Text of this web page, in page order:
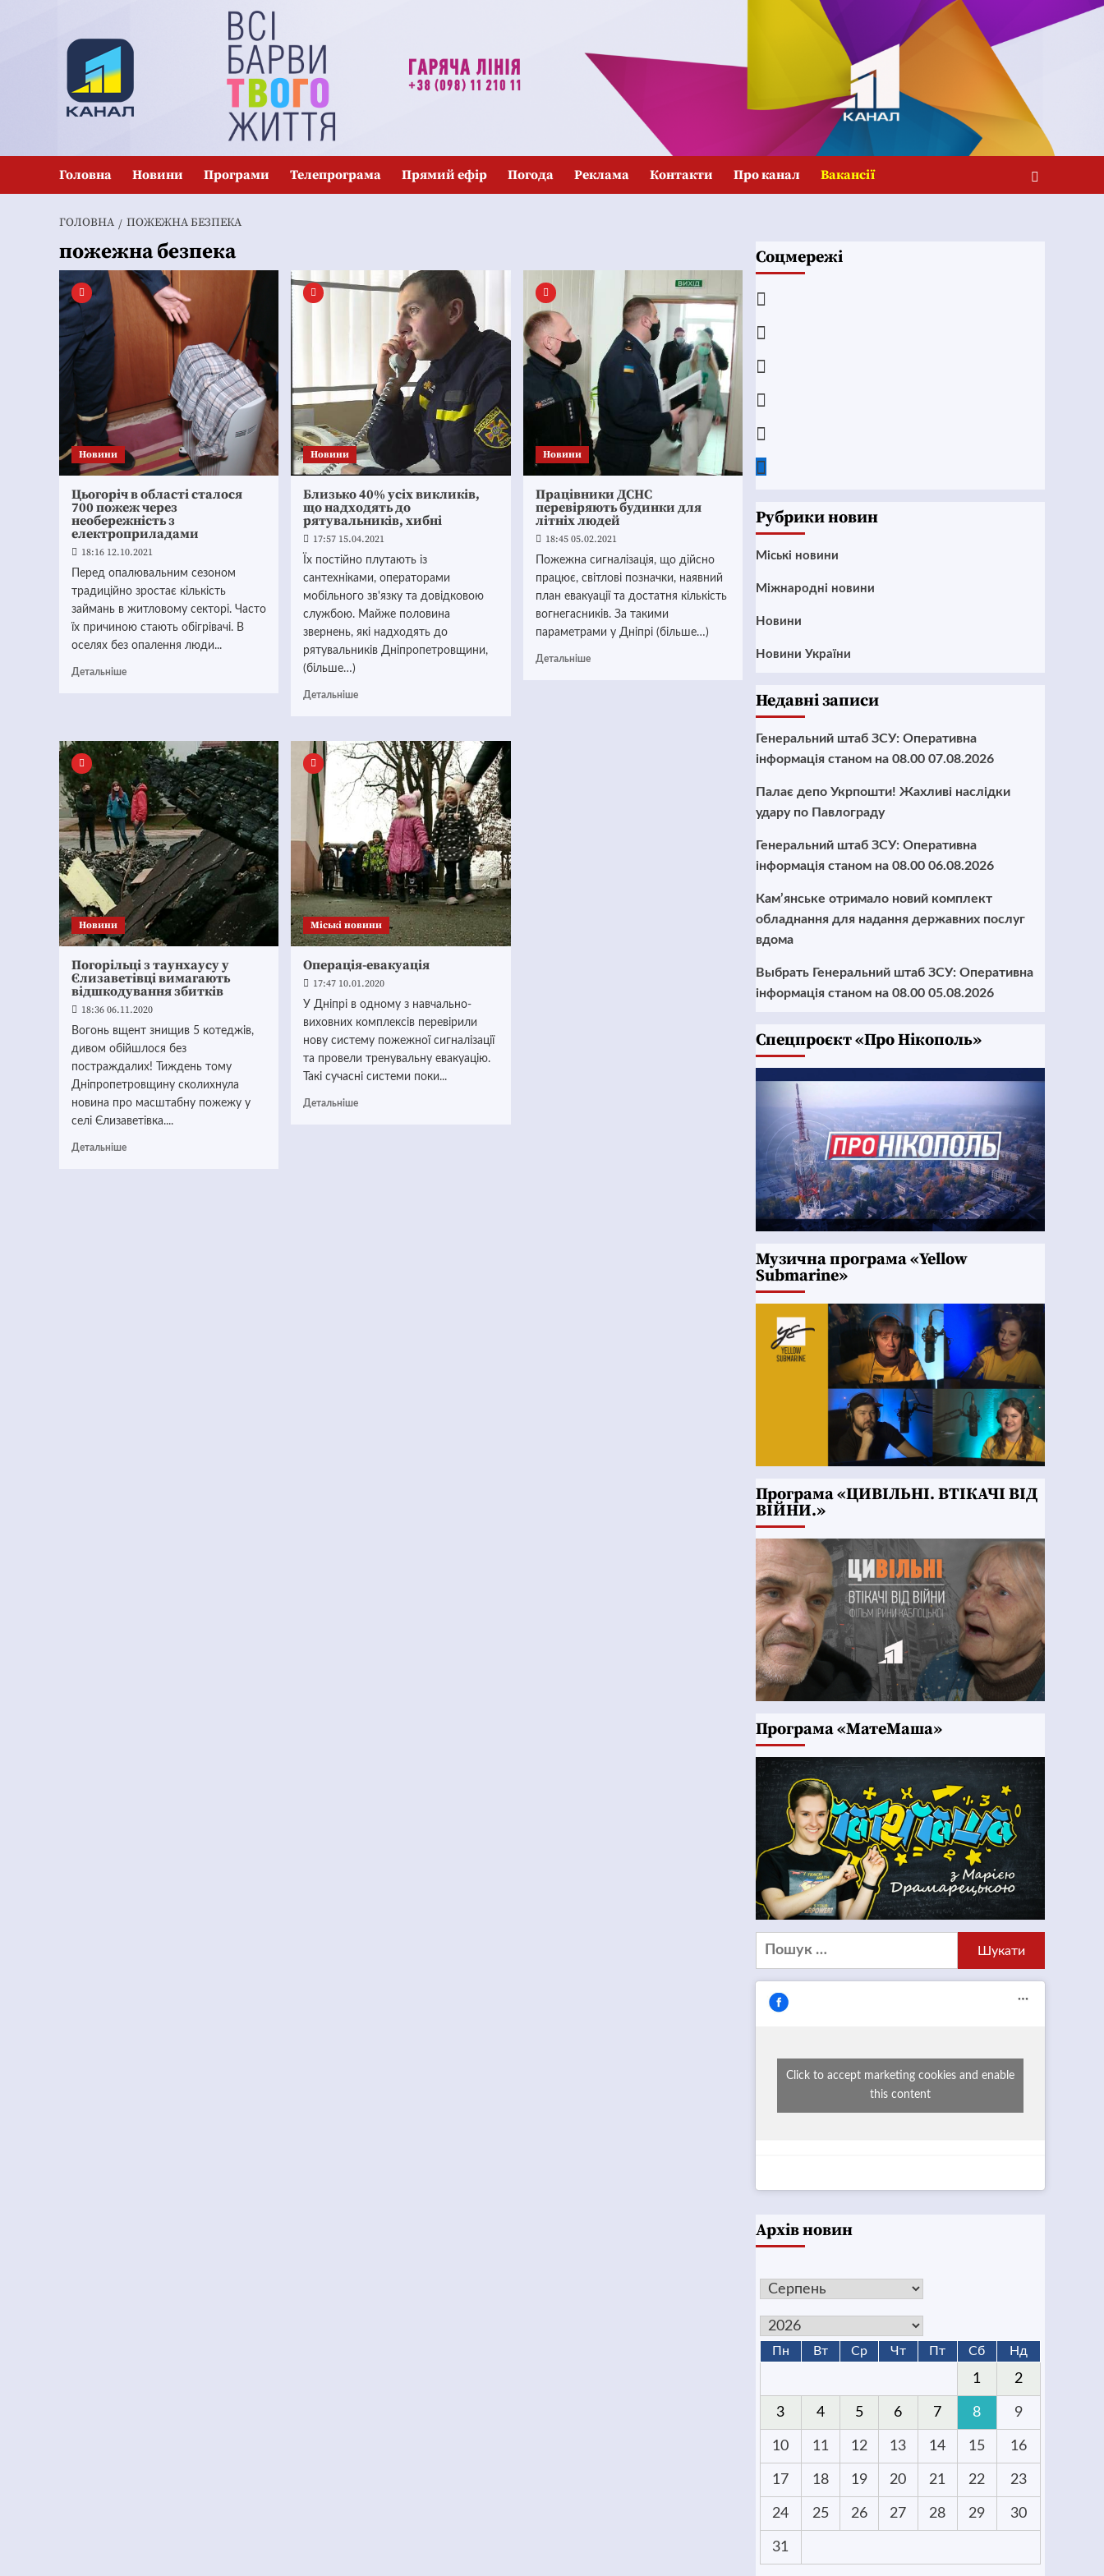
Головна Новини Програми Телепрограма Прямий ефір Погода Реклама Контакти Про канал Вакансії
ГОЛОВНА ПОЖЕЖНА БЕЗПЕКА
пожежна безпека
Новини
Цьогоріч в області сталося
700 пожеж через
необережність з
електроприладами
18:16 12.10.2021
Перед опалювальним сезоном
традиційно зростає кількість
займань в житловому секторі. Часто
їх причиною стають обігрівачі. В
оселях без опалення люди...
Детальніше
Новини
Близько 40% усіх викликів,
що надходять до
рятувальників, хибні
17:57 15.04.2021
Їх постійно плутають із
сантехніками, операторами
мобільного зв'язку та довідковою
службою. Майже половина
звернень, які надходять до
рятувальників Дніпропетровщини,
(більше…)
Детальніше
Новини
Працівники ДСНС
перевіряють будинки для
літніх людей
18:45 05.02.2021
Пожежна сигналізація, що дійсно
працює, світлові позначки, наявний
план евакуації та достатня кількість
вогнегасників. За такими
параметрами у Дніпрі (більше…)
Детальніше
Новини
Погорільці з таунхаусу у
Єлизаветівці вимагають
відшкодування збитків
18:36 06.11.2020
Вогонь вщент знищив 5 котеджів,
дивом обійшлося без
постраждалих! Тиждень тому
Дніпропетровщину сколихнула
новина про масштабну пожежу у
селі Єлизаветівка....
Детальніше
Mіські новини
Операція-евакуація
17:47 10.01.2020
У Дніпрі в одному з навчально-
виховних комплексів перевірили
нову систему пожежної сигналізації
та провели тренувальну евакуацію.
Такі сучасні системи поки...
Детальніше
Соцмережі
Рубрики новин
Mіські новини
Міжнародні новини
Новини
Новини України
Недавні записи
Генеральний штаб ЗСУ: Оперативна
інформація станом на 08.00 07.08.2026
Палає депо Укрпошти! Жахливі наслідки
удару по Павлограду
Генеральний штаб ЗСУ: Оперативна
інформація станом на 08.00 06.08.2026
Кам’янське отримало новий комплект
обладнання для надання державних послуг
вдома
Выбрать Генеральний штаб ЗСУ: Оперативна
інформація станом на 08.00 05.08.2026
Cпецпроєкт «Про Нікополь»
Музична програма «Yellow
Submarine»
Програма «ЦИВІЛЬНІ. ВТІКАЧІ ВІД
ВІЙНИ.»
Програма «МатеМаша»
Пошук:
Click to accept marketing cookies and enable
this content
Архів новин
Пн Вт Ср Чт Пт Сб Нд
1 2
3 4 5 6 7 8 9
10 11 12 13 14 15 16
17 18 19 20 21 22 23
24 25 26 27 28 29 30
31